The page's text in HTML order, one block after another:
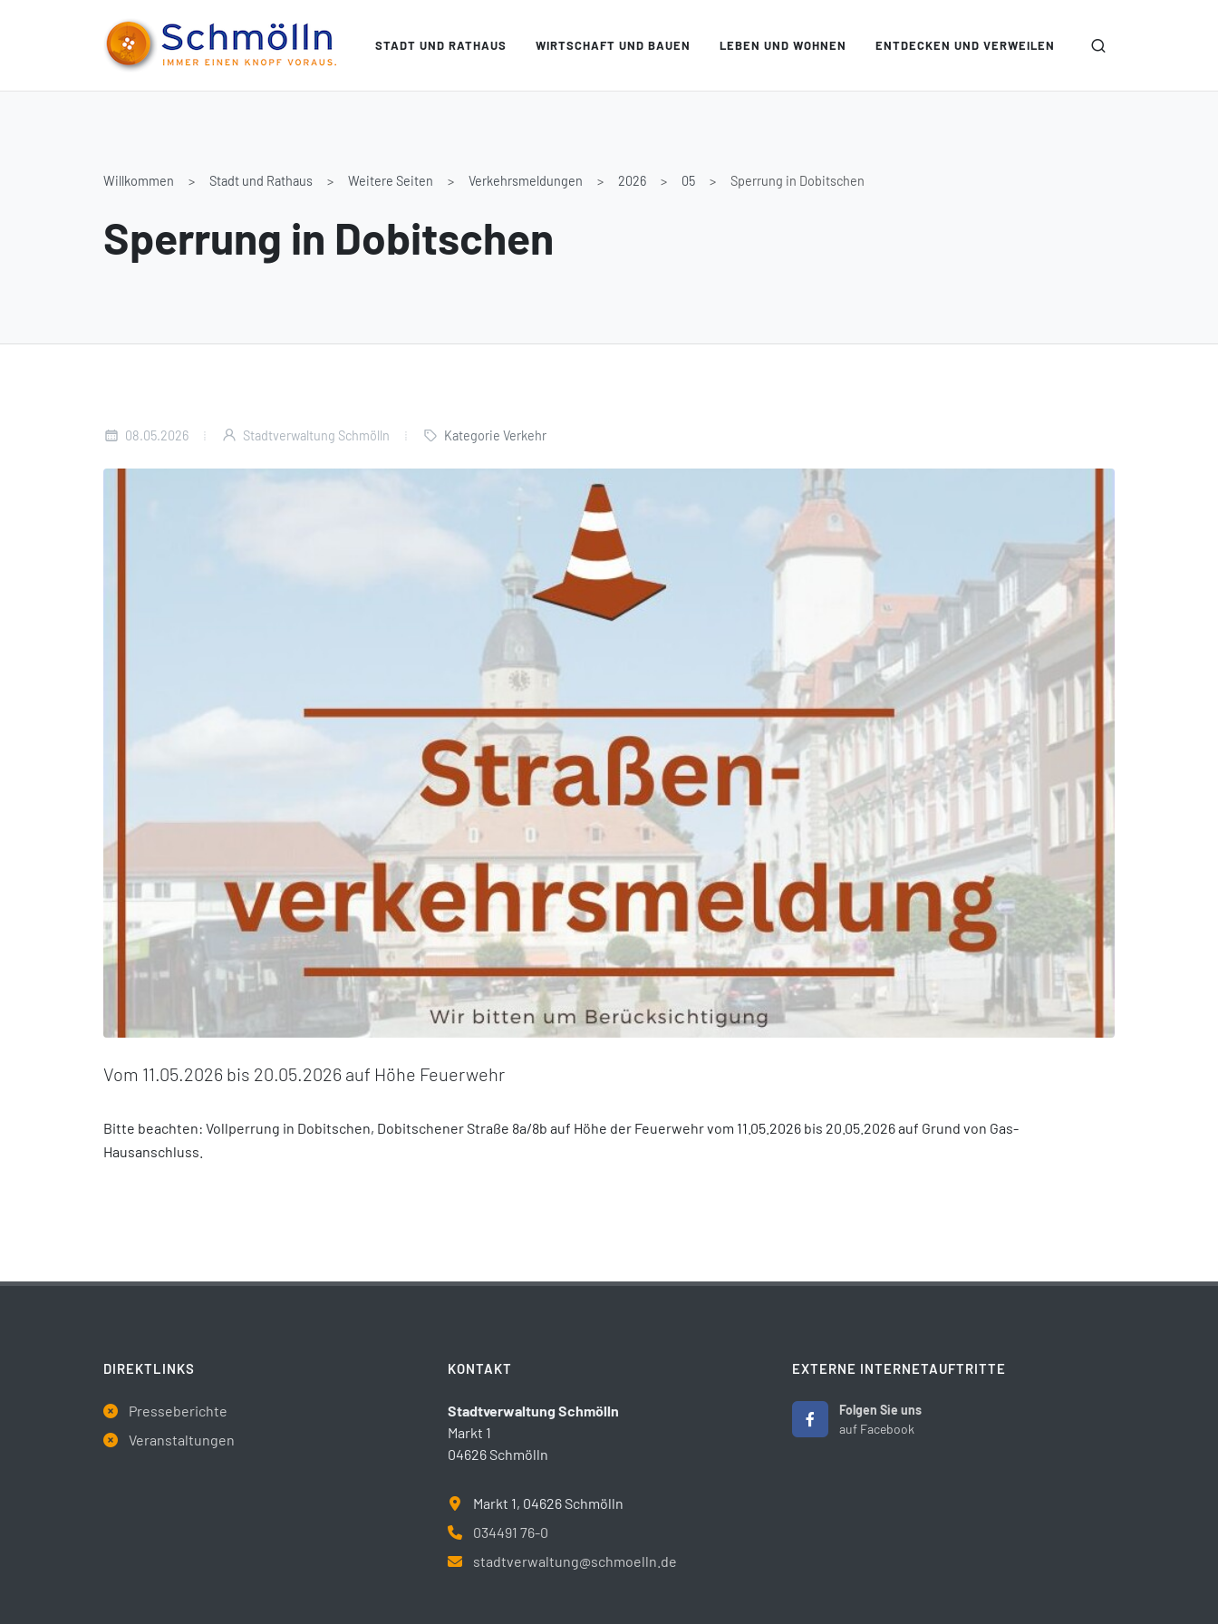
STADT UND RATHAUS WIRTSCHAFT UND BAUEN LEBEN UND WOHNEN ENTDECKEN UND VERWEILEN
Willkommen Stadt und Rathaus Weitere Seiten Verkehrsmeldungen 2026 05 Sperrung in Dobitschen
Sperrung in Dobitschen
08.05.2026 Stadtverwaltung Schmölln Kategorie Verkehr
Vom 11.05.2026 bis 20.05.2026 auf Höhe Feuerwehr
Bitte beachten: Vollperrung in Dobitschen, Dobitschener Straße 8a/8b auf Höhe der Feuerwehr vom 11.05.2026 bis 20.05.2026 auf Grund von Gas-
Hausanschluss.
DIREKTLINKS
Presseberichte
Veranstaltungen
KONTAKT
Stadtverwaltung Schmölln
Markt 1
04626 Schmölln
Markt 1, 04626 Schmölln
034491 76-0
stadtverwaltung@schmoelln.de
EXTERNE INTERNETAUFTRITTE
Folgen Sie uns
auf Facebook